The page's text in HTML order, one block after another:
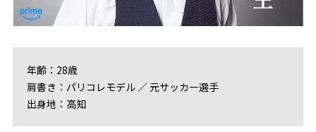
年齢：28歳
肩書き：パリコレモデル ／ 元サッカー選手
出身地：高知